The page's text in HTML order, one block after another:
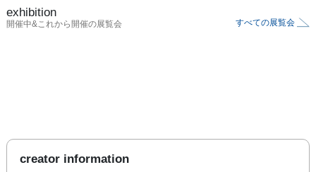
exhibition
開催中&これから開催の展覧会 すべての展覧会
creator information